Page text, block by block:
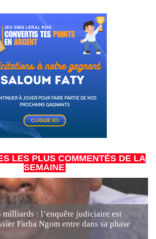
LES PLUS COMMENTÉS DE LA
SEMAINE
milliards : l’enquête judiciaire est
Farba Ngom entre dans sa phase